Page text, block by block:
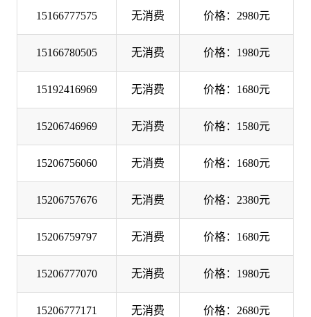
15166777575 无消费 价格：2980元
15166780505 无消费 价格：1980元
15192416969 无消费 价格：1680元
15206746969 无消费 价格：1580元
15206756060 无消费 价格：1680元
15206757676 无消费 价格：2380元
15206759797 无消费 价格：1680元
15206777070 无消费 价格：1980元
15206777171 无消费 价格：2680元